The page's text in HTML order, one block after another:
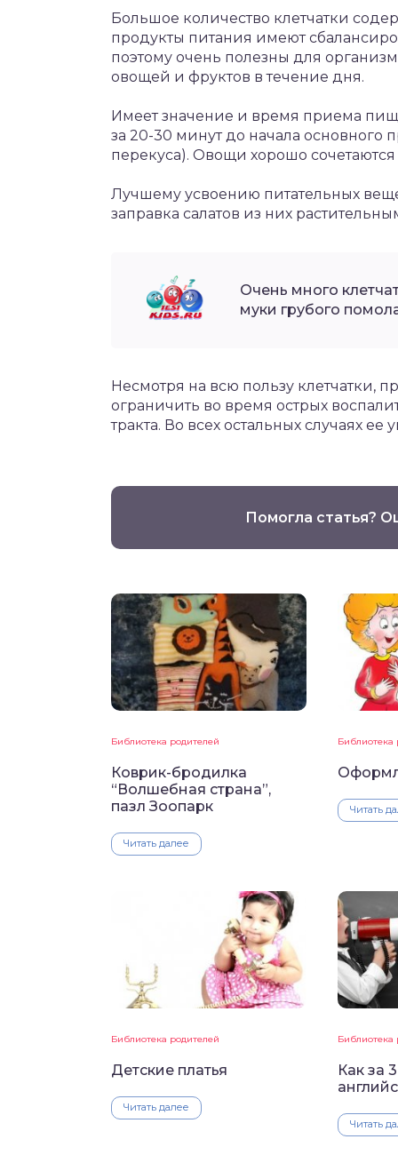
Большое количество клетчатки
продукты питания имеют
поэтому очень полезны для
овощей и фруктов в течение дня.
Имеет значение и время приема
за 20-30 минут до начала основного
перекуса). Овощи хорошо
Лучшему усвоению питательных
заправка салатов из них
Очень много
муки грубого
Несмотря на всю пользу клетчатки,
ограничить во время острых
тракта. Во всех остальных случаях
Помогла статья?
Библиотека родителей
Коврик-бродилка
“Волшебная страна”,
пазл Зоопарк
Читать далее
Библиотека
Читать
Библиотека родителей
Детские платья
Читать далее
Библиотека
Как за
Читать